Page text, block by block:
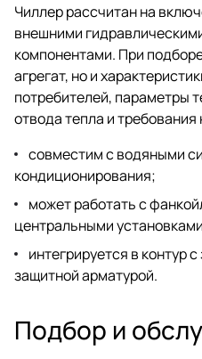
Чиллер рассчитан на
внешними
компонентами. При
агрегат, но и
потребителей, параметры
отвода тепла и
совместим с водяными
кондиционирования;
может работать с
центральными
интегрируется в контур
защитной арматурой.
Подбор и